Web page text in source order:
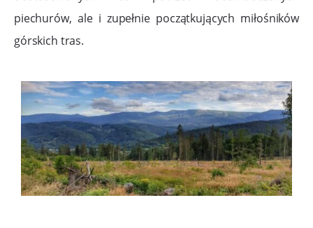
piechurów, ale i zupełnie początkujących miłośników
górskich tras.